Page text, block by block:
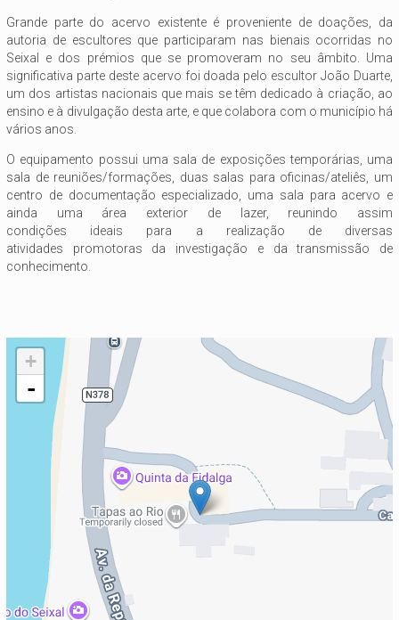
Grande parte do acervo existente é proveniente de doações, da
autoria de escultores que participaram nas bienais ocorridas no
Seixal e dos prémios que se promoveram no seu âmbito. Uma
significativa parte deste acervo foi doada pelo escultor João Duarte,
um dos artistas nacionais que mais se têm dedicado à criação, ao
ensino e à divulgação desta arte, e que colabora com o município há
vários anos.
O equipamento possui uma sala de exposições temporárias, uma
sala de reuniões/formações, duas salas para oficinas/ateliês, um
centro de documentação especializado, uma sala para acervo e
ainda uma área exterior de lazer, reunindo assim
condições ideais para a realização de diversas
atividades promotoras da investigação e da transmissão de
conhecimento.
+
-